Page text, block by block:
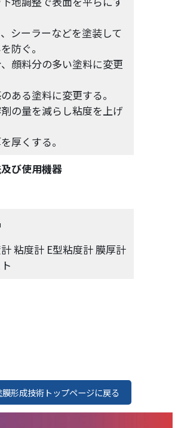
、シーラーなどを塗装して
防ぐ。
、顔料分の多い塗料に変更
ある塗料に変更する。
剤の量を減らし粘度を上げ
厚くする。
び使用機器
粘度計 E型粘度計 膜厚計
形成技術トップページに戻る